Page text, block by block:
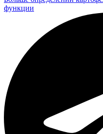
функции